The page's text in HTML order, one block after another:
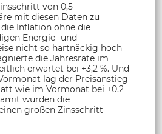
von 0,5
mit diesen Daten zu
Inflation ohne die
Energie- und
nicht so hartnäckig hoch
die Jahresrate im
erwartet bei +3,2 %. Und
lag der Preisanstieg
wie im Vormonat bei +0,2
wurden die
großen Zinsschritt